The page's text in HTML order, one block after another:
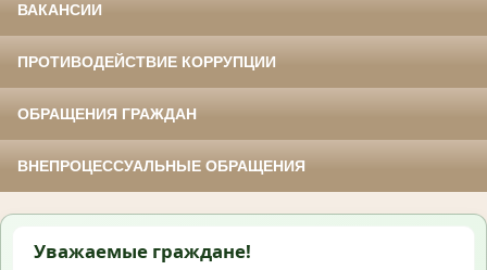
ВАКАНСИИ
ПРОТИВОДЕЙСТВИЕ КОРРУПЦИИ
ОБРАЩЕНИЯ ГРАЖДАН
ВНЕПРОЦЕССУАЛЬНЫЕ ОБРАЩЕНИЯ
Уважаемые граждане!